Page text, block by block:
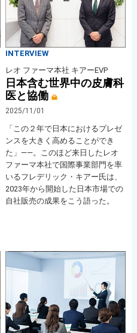
INTERVIEW
レオ ファーマ本社 キアーEVP
日本含む世界中の皮膚科
医と協働
2025/11/01
「この２年で日本におけるプレゼ
ンスを大きく高めることができ
た」――。このほど来日したレオ
ファーマ本社で国際事業部門を率
いるフレデリック・キアー氏は、
2023年から開始した日本市場での
自社販売の成果をこう語った。